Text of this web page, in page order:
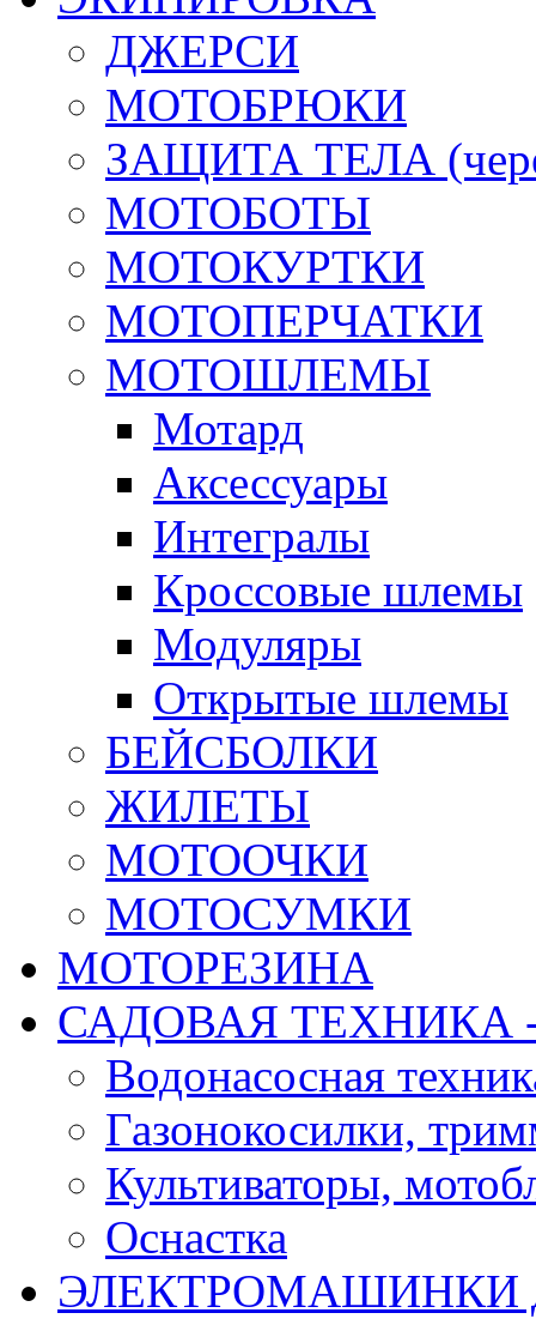
ДЖЕРСИ
МОТОБРЮКИ
ЗАЩИТА ТЕЛА
МОТОБОТЫ
МОТОКУРТКИ
МОТОПЕРЧАТКИ
МОТОШЛЕМЫ
Мотард
Аксессуары
Интегралы
Кроссовые шлемы
Модуляры
Открытые шлемы
БЕЙСБОЛКИ
ЖИЛЕТЫ
МОТООЧКИ
МОТОСУМКИ
МОТОРЕЗИНА
САДОВАЯ ТЕХНИКА
Водонасосная
Газонокосилки,
Культиваторы,
Оснастка
ЭЛЕКТРОМАШИНКИ